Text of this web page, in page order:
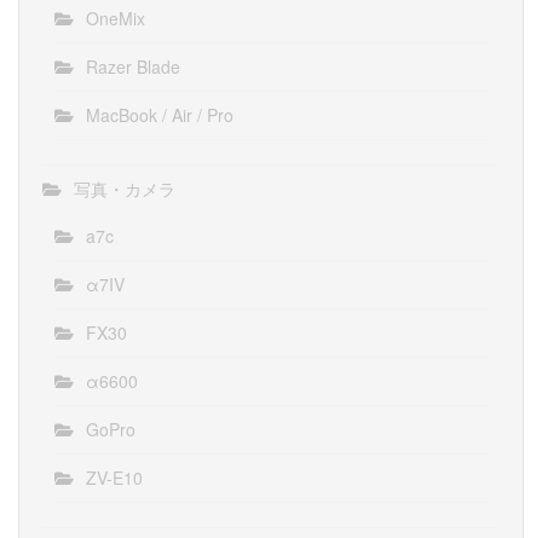
OneMix
Razer Blade
MacBook / Air / Pro
写真・カメラ
a7c
α7IV
FX30
α6600
GoPro
ZV-E10